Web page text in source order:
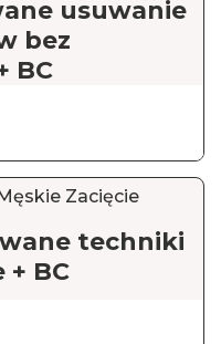
usuwanie
bez
BC
Zacięcie
techniki
BC